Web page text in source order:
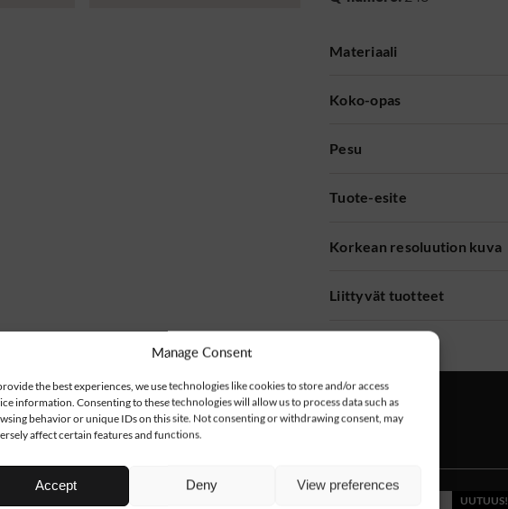
Manage Consent
the best experiences, we use technologies like cookies to store and/or access
information. Consenting to these technologies will allow us to process data such as
behavior or unique IDs on this site. Not consenting or withdrawing consent, may
affect certain features and functions.
Accept Deny View preferences
Materiaali
Koko-opas
Pesu
Tuote-esite
Korkean resoluution kuva
Liittyvät tuotteet
UUTUUS!